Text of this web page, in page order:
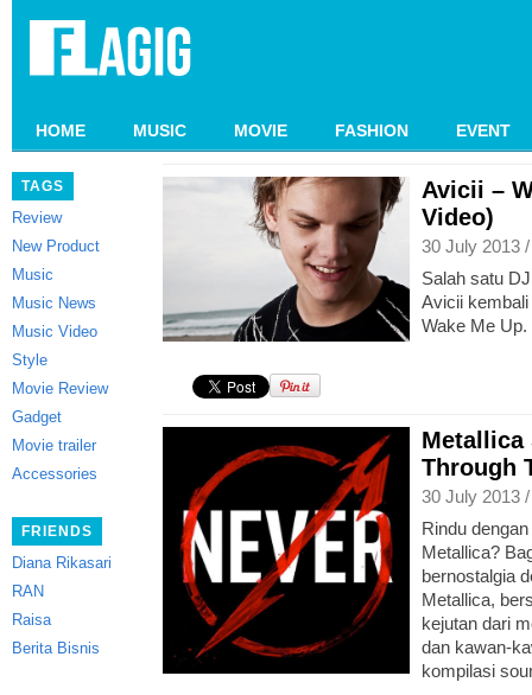
HOME MUSIC MOVIE FASHION EVENT
TAGS
Review
New Product
Music
Music News
Music Video
Style
Movie Review
Gadget
Movie trailer
Accessories
FRIENDS
Diana Rikasari
RAN
Raisa
Berita Bisnis
Avicii –
Video)
30 July 2013
Salah satu
Avicii kembali
Wake Me Up.
Metallica
Through
30 July 2013
Rindu
Metallica?
bernostalgia
Metallica,
kejutan dari
dan kawan-
kompilasi